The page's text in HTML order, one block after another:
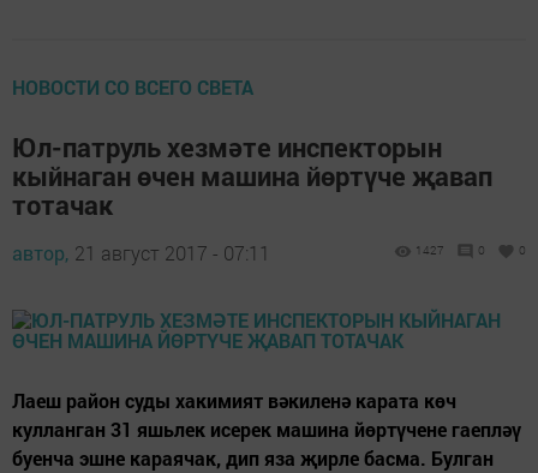
НОВОСТИ СО ВСЕГО СВЕТА
Юл-патруль хезмәте инспекторын
кыйнаган өчен машина йөртүче җавап
тотачак
автор, 21 август 2017 - 07:11 1427 0 0
Лаеш район суды хакимият вәкиленә карата көч
кулланган 31 яшьлек исерек машина йөртүчене гаепләү
буенча эшне караячак, дип яза җирле басма. Булган